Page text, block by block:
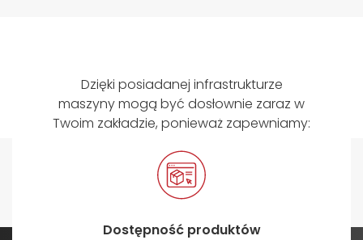
Dzięki posiadanej infrastrukturze
maszyny mogą być dosłownie zaraz w
Twoim zakładzie, ponieważ zapewniamy:
Dostępność produktów